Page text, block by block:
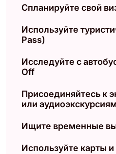
Спланируйте свой
Используйте
Pass)
Исследуйте с
Off
Присоединяйтесь к
или аудиоэкскурсиям
Ищите временные
Используйте карты